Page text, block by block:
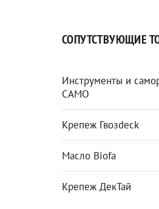
СОПУТСТВУЮЩИЕ
Инструменты и
CAMO
Крепеж Гвозdeck
Масло Biofa
Крепеж ДекТай